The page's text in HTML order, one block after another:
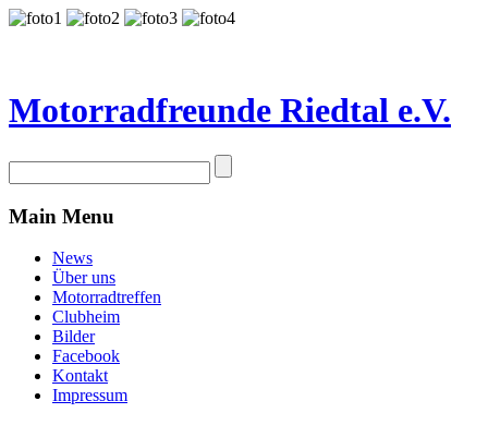
Motorradfreunde Riedtal e.V.
Main Menu
News
Über uns
Motorradtreffen
Clubheim
Bilder
Facebook
Kontakt
Impressum